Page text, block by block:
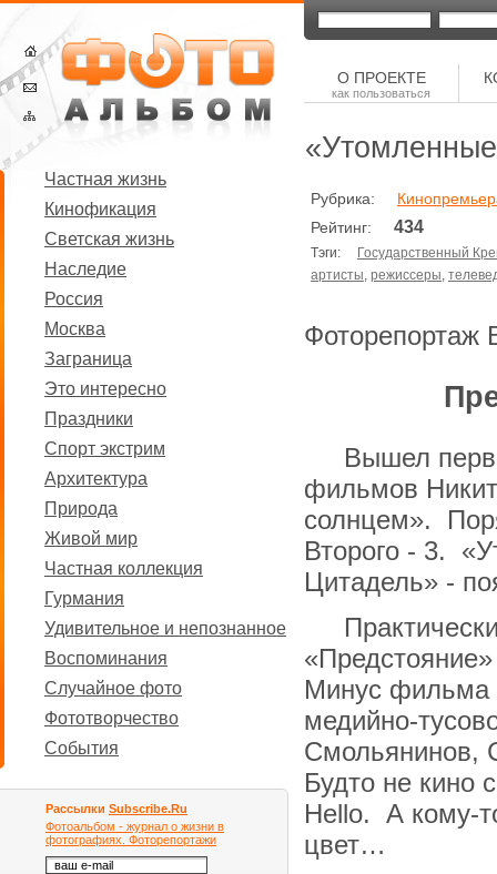
Частная жизнь
Кинофикация
Светская жизнь
Наследие
Россия
Москва
Заграница
Это интересно
Праздники
Спорт экстрим
Архитектура
Природа
Живой мир
Частная коллекция
Гурмания
Удивительное и непознанное
Воспоминания
Случайное фото
Фототворчество
События
Рассылки Subscribe.Ru
Фотоальбом - журнал о жизни в
фотографиях. Фоторепортажи
О ПРОЕКТЕ
как пользоваться
Рубрика:
Рейтинг: 434
Тэги:
Государственный
артисты, режиссеры,
Фоторепортаж
Вышел
фильмов
солнцем».
Второго - 3.
Цитадель» -
Минус фильма
медийно-
Смольянинов,
Будто не кино
Hello. А кому-
цвет…